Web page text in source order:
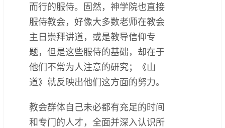
而行的服侍。固然，神学院也直接
服侍教会，好像大多数老师在教会
主日崇拜讲道，或是教导信仰专
题，但是这些服侍的基础，却在于
他们不常为人注意的研究；《山
道》就反映出他们这方面的努力。
教会群体自己未必都有充足的时间
和专门的人才，全面并深入认识所